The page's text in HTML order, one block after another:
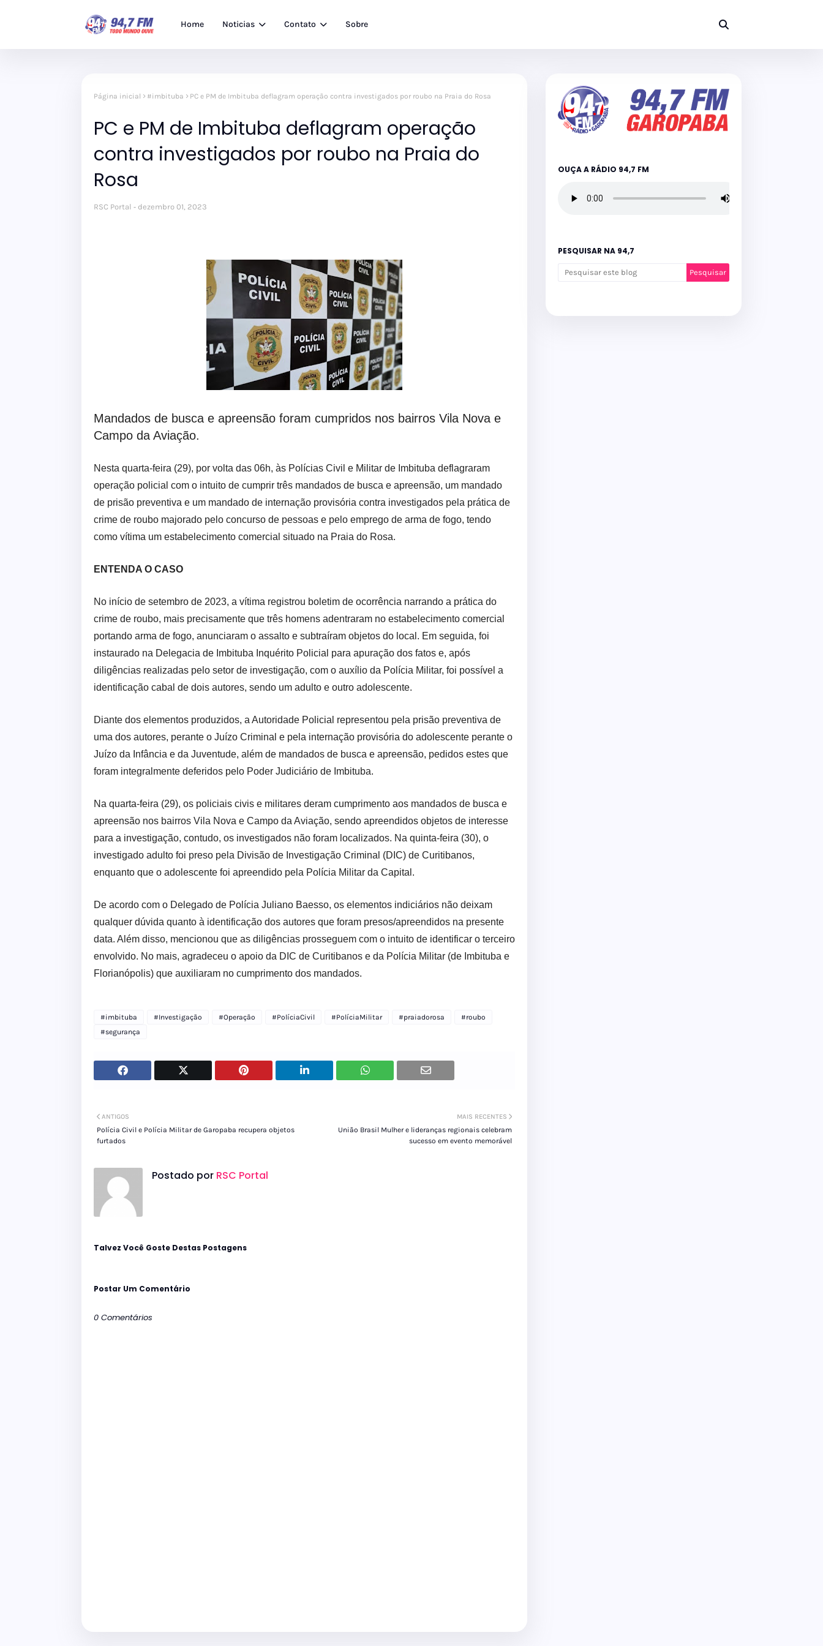
Home Noticias Contato Sobre
Página inicial #imbituba PC e PM de Imbituba deflagram operação contra investigados por roubo na Praia do Rosa
PC e PM de Imbituba deflagram operação
contra investigados por roubo na Praia do
Rosa
RSC Portal dezembro 01, 2023
Mandados de busca e apreensão foram cumpridos nos bairros Vila Nova e
Campo da Aviação.
Nesta quarta-feira (29), por volta das 06h, às Polícias Civil e Militar de Imbituba deflagraram
operação policial com o intuito de cumprir três mandados de busca e apreensão, um mandado
de prisão preventiva e um mandado de internação provisória contra investigados pela prática de
crime de roubo majorado pelo concurso de pessoas e pelo emprego de arma de fogo, tendo
como vítima um estabelecimento comercial situado na Praia do Rosa.
ENTENDA O CASO
No início de setembro de 2023, a vítima registrou boletim de ocorrência narrando a prática do
crime de roubo, mais precisamente que três homens adentraram no estabelecimento comercial
portando arma de fogo, anunciaram o assalto e subtraíram objetos do local. Em seguida, foi
instaurado na Delegacia de Imbituba Inquérito Policial para apuração dos fatos e, após
diligências realizadas pelo setor de investigação, com o auxílio da Polícia Militar, foi possível a
identificação cabal de dois autores, sendo um adulto e outro adolescente.
Diante dos elementos produzidos, a Autoridade Policial representou pela prisão preventiva de
uma dos autores, perante o Juízo Criminal e pela internação provisória do adolescente perante o
Juízo da Infância e da Juventude, além de mandados de busca e apreensão, pedidos estes que
foram integralmente deferidos pelo Poder Judiciário de Imbituba.
Na quarta-feira (29), os policiais civis e militares deram cumprimento aos mandados de busca e
apreensão nos bairros Vila Nova e Campo da Aviação, sendo apreendidos objetos de interesse
para a investigação, contudo, os investigados não foram localizados. Na quinta-feira (30), o
investigado adulto foi preso pela Divisão de Investigação Criminal (DIC) de Curitibanos,
enquanto que o adolescente foi apreendido pela Polícia Militar da Capital.
De acordo com o Delegado de Polícia Juliano Baesso, os elementos indiciários não deixam
qualquer dúvida quanto à identificação dos autores que foram presos/apreendidos na presente
data. Além disso, mencionou que as diligências prosseguem com o intuito de identificar o terceiro
envolvido. No mais, agradeceu o apoio da DIC de Curitibanos e da Polícia Militar (de Imbituba e
Florianópolis) que auxiliaram no cumprimento dos mandados.
#imbituba #Investigação #Operação #PolíciaCivil #PolíciaMilitar #praiadorosa
#roubo
#segurança
MAIS RECENTES
União Brasil Mulher e lideranças regionais celebram
sucesso em evento memorável
ANTIGOS
Polícia Civil e Polícia Militar de Garopaba recupera objetos
furtados
Postado por RSC Portal
Talvez Você Goste Destas Postagens
Postar Um Comentário
0 Comentários
OUÇA A RÁDIO 94,7 FM
PESQUISAR NA 94,7